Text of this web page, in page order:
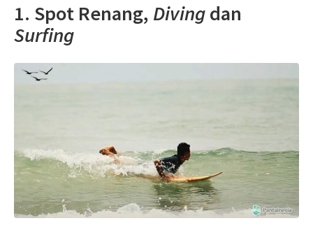
1. Spot Renang, Divingdan
Surfing